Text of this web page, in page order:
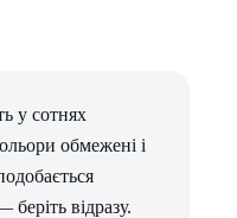
у сотнях
обмежені і
відразу.